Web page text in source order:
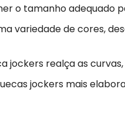
o tamanho adequado
variedade de cores,
jockers realça as
jockers mais